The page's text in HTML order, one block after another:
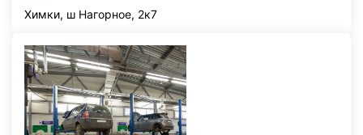
Химки, ш Нагорное, 2к7